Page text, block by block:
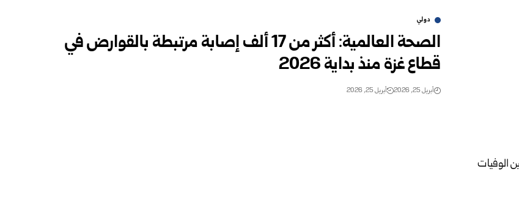
دولي
الصحة العالمية: أكثر من 17 ألف إصابة مرتبطة بالقوارض في
قطاع غزة منذ بداية 2026
أبريل 25, 2026 أبريل 25, 2026